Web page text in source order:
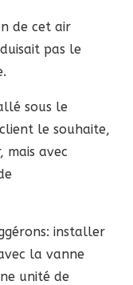
de cet air
pas le
sous le
le souhaite,
mais avec
installer
la vanne
unité de